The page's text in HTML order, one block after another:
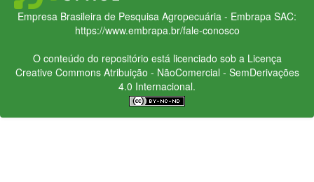
Empresa Brasileira de Pesquisa Agropecuária - Embrapa SAC:
https://www.embrapa.br/fale-conosco
O conteúdo do repositório está licenciado sob a Licença
Creative CommonsAtribuição - NãoComercial - SemDerivações
4.0 Internacional.